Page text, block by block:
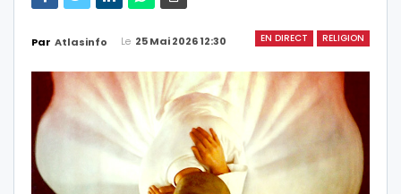
EN DIRECT RELIGION
Par Atlasinfo Le 25 Mai 2026 12:30